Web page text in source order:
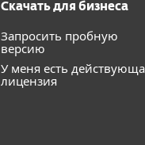
Скачать для бизнеса
Запросить пробную
версию
У меня есть
лицензия